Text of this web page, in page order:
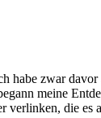
zwar davor
meine
verlinken, die es